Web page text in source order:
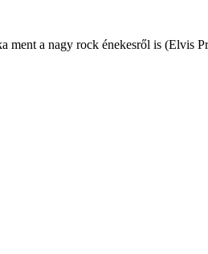
ment a nagy rock énekesről is (Elvis